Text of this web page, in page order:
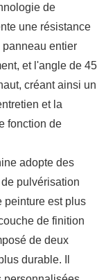
de
une résistance
entier
et l'angle de 45
créant ainsi un
et la
fonction de
adopte des
pulvérisation
peinture est plus
de finition
de deux
durable. Il